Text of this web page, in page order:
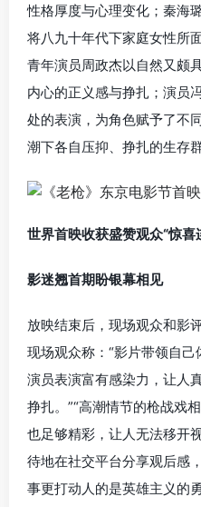
性格厚度与心理变化；秦海
将八九十年代下家庭女性所
青年演员周政杰以自然又颇
内心的正义感与挣扎；演员
处的表演，为角色赋予了不
潮下各自压抑、挣扎的生存群
世界首映收获盛赞观众“惊喜
影迷翘首期盼银幕相见
放映结束后，现场观众和影
现场观众称：“影片带领自己
演员表演富有感染力，让人
挣扎。”“高潮情节的枪战戏
也足够精彩，让人无法移开
待地在社交平台分享观后感
事更打动人的是英雄主义的